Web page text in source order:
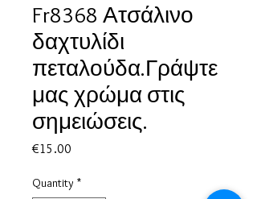
Fr8368 Ατσάλινο
δαχτυλίδι
πεταλούδα.Γράψτε
μας χρώμα στις
σημειώσεις.
€15.00
Quantity *